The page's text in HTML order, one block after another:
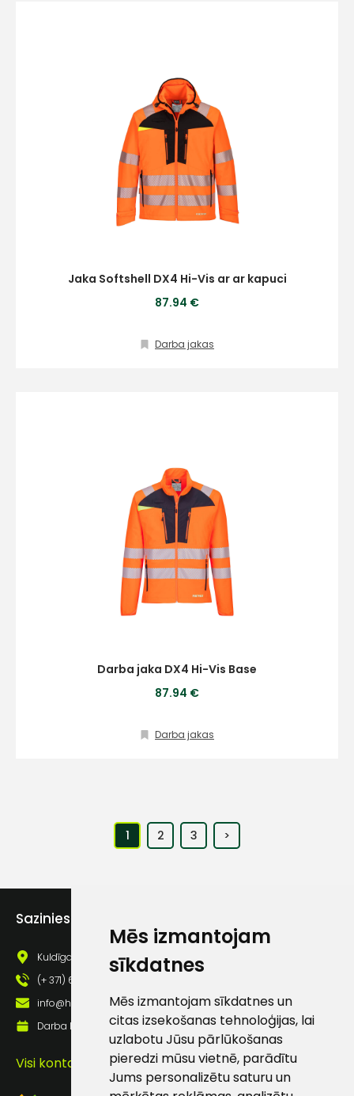
Mēs izmantojam
sīkdatnes
Mēs izmantojam sīkdatnes un
citas izsekošanas tehnoloģijas, lai
uzlabotu Jūsu pārlūkošanas
pieredzi mūsu vietnē, parādītu
Jums personalizētu saturu un
Jaka Softshell DX4 Hi-Vis ar ar kapuci
87.94 €
Darba jakas
Darba jaka DX4 Hi-Vis Base
87.94 €
Darba jakas
1 2 3 >
Sazinies ar mums
Kuldīgas iela 69a, Saldus, Saldus nov., LV - 3801
(+ 371) 63 881 186
info@hards.lv
Darba laiks: Darbadienās: 8:00 - 17:00
Visi kontakti